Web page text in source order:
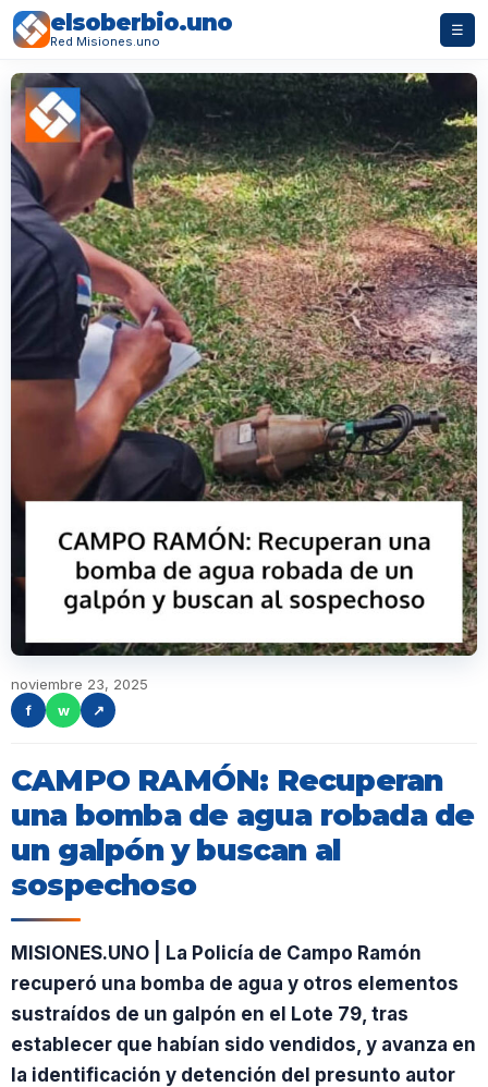
elsoberbio.uno
Red Misiones.uno
☰
noviembre 23, 2025
f
w ↗
CAMPO RAMÓN: Recuperan
una bomba de agua robada de
un galpón y buscan al
sospechoso
MISIONES.UNO | La Policía de Campo Ramón
recuperó una bomba de agua y otros elementos
sustraídos de un galpón en el Lote 79, tras
establecer que habían sido vendidos, y avanza en
la identificación y detención del presunto autor